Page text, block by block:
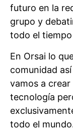
futuro en la
grupo y
todo el
En Orsai lo
comunidad
vamos a
tecnología
todo el